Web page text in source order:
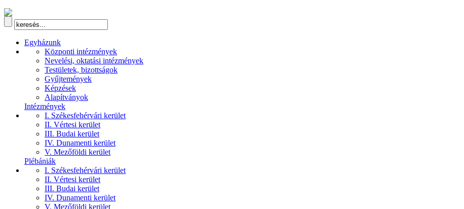
Egyházunk
Központi intézmények
Nevelési, oktatási intézmények
Testületek, bizottságok
Gyűjtemények
Képzések
Alapítványok
Intézmények
I. Székesfehérvári kerület
II. Vértesi kerület
III. Budai kerület
IV. Dunamenti kerület
V. Mezőföldi kerület
Plébániák
I. Székesfehérvári kerület
II. Vértesi kerület
III. Budai kerület
IV. Dunamenti kerület
V. Mezőföldi kerület